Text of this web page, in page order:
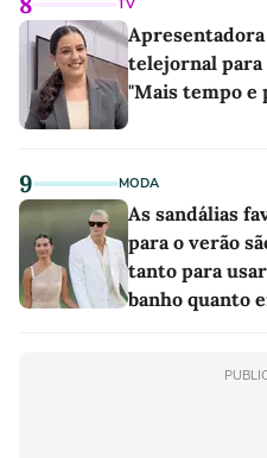
TV
telejornal para
"Mais tempo e
9 MODA
As sandálias
para o verão
tanto para
banho quanto